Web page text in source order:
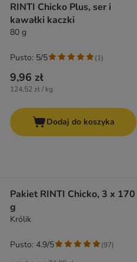
RINTI Chicko Plus, ser i
kawałki kaczki
80 g
9,96 zł
124,52 zł / kg
Pusto: 5/5 (1)
Dodaj do koszyka
Pakiet RINTI Chicko, 3 x 170
g
Królik
Pusto: 4.9/5 (97)